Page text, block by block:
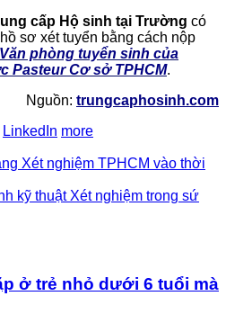
cấp Hộ sinh tại Trường có
sơ xét tuyển bằng cách nộp
Văn phòng tuyển sinh của
Pasteur Cơ sở TPHCM.
Nguồn: trungcaphosinh.com
LinkedIn more
Xét nghiệm TPHCM vào thời
kỹ thuật Xét nghiệm trong sứ
ở trẻ nhỏ dưới 6 tuổi mà